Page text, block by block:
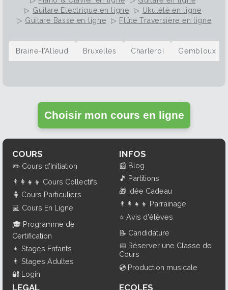
▷ Guitare Electrique en ligne ▷ Ukulélé en ligne
▷ Guitare Basse en ligne ▷ Flûte Traversière en ligne
Braine-l’Alleud Bruxelles Charleroi Gembloux
Choisir mon cours en ligne
COURS
✏️ Cours d'Initiation
👨‍👩‍👧‍👦 Cours Collectifs
🧍 Cours Particuliers
💻 Cours En Ligne
🎓 Programme de
Certification
👦 Stages Enfants
👨 Stages Adultes
🔐 Login
INFOS
📰 Blog
🎵 Partitions
🎁 Idée Cadeau
👨‍👩‍👧‍👦 Parrainage
⭐ Avis d'élèves
📝 Candidature
📅 Réserver une Classe de
Cours
💿 Production musicale
LEGAL ECOLES